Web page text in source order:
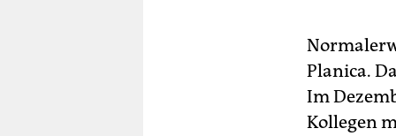
Planica.
Im
Kollegen